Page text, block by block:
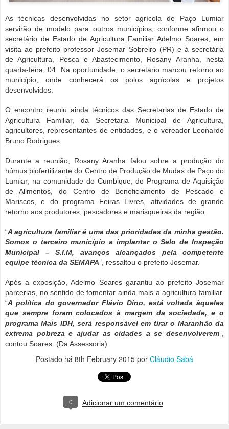
As técnicas desenvolvidas no setor agrícola de Paço Lumiar
servirão de modelo para outros municípios, conforme afirmou o
secretário de Estado de Agricultura Familiar Adelmo Soares, em
visita ao prefeito professor Josemar Sobreiro (PR) e à secretária
de Agricultura, Pesca e Abastecimento, Rosany Aranha, nesta
quarta-feira, 04. Na oportunidade, o secretário marcou retorno ao
município, onde conhecerá os polos agrícolas e projetos
desenvolvidos.
O encontro reuniu ainda técnicos das Secretarias de Estado de
Agricultura Familiar, da Secretaria Municipal de Agricultura,
agricultores, representantes de entidades, e o vereador Leonardo
Bruno Rodrigues.
Durante a reunião, Rosany Aranha falou sobre a produção do
húmus biofertilizante do Centro de Produção de Mudas de Paço do
Lumiar, na comunidade do Cumbique, do Programa de Aquisição
de Alimentos, do Centro de Beneficiamento de Pescado e
Mariscos, e do programa Feiras Livres, atividades de grande
retorno aos produtores, pescadores e marisqueiras da região.
“A agricultura familiar é uma das prioridades da minha gestão.
Somos o terceiro município a implantar o Selo de Inspeção
Municipal – S.I.M, avanços alcançados pela competente
equipe técnica da SEMAPA”, ressaltou o prefeito Josemar.
Após a exposição, Adelmo Soares garantiu ao prefeito Josemar
parcerias, no sentido de fomentar ainda mais a agricultura familiar.
“A política do governador Flávio Dino, está voltada àqueles
que sempre foram colocados à margem da sociedade, e o
programa Mais IDH, será responsável em tirar o Maranhão da
extrema pobreza e ajudar as cidades a se desenvolverem”,
contou Soares. (Da Assessoria)
Postado há 8th February 2015 por Cláudio Sabá
0 Adicionar um comentário